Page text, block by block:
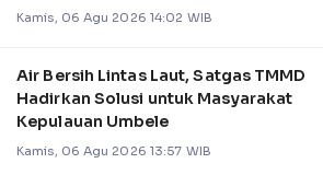
Kamis, 06 Agu 2026 14:02 WIB
Air Bersih Lintas Laut, Satgas TMMD
Hadirkan Solusi untuk Masyarakat
Kepulauan Umbele
Kamis, 06 Agu 2026 13:57 WIB